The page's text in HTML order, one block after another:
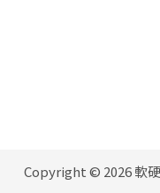
Copyright © 2026 軟